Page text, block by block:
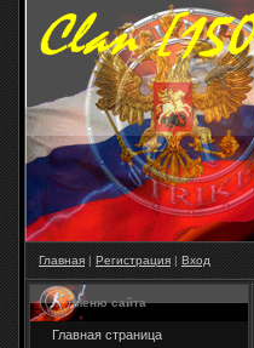
Главная| Регистрация| Вход
Меню сайта
Главная страница